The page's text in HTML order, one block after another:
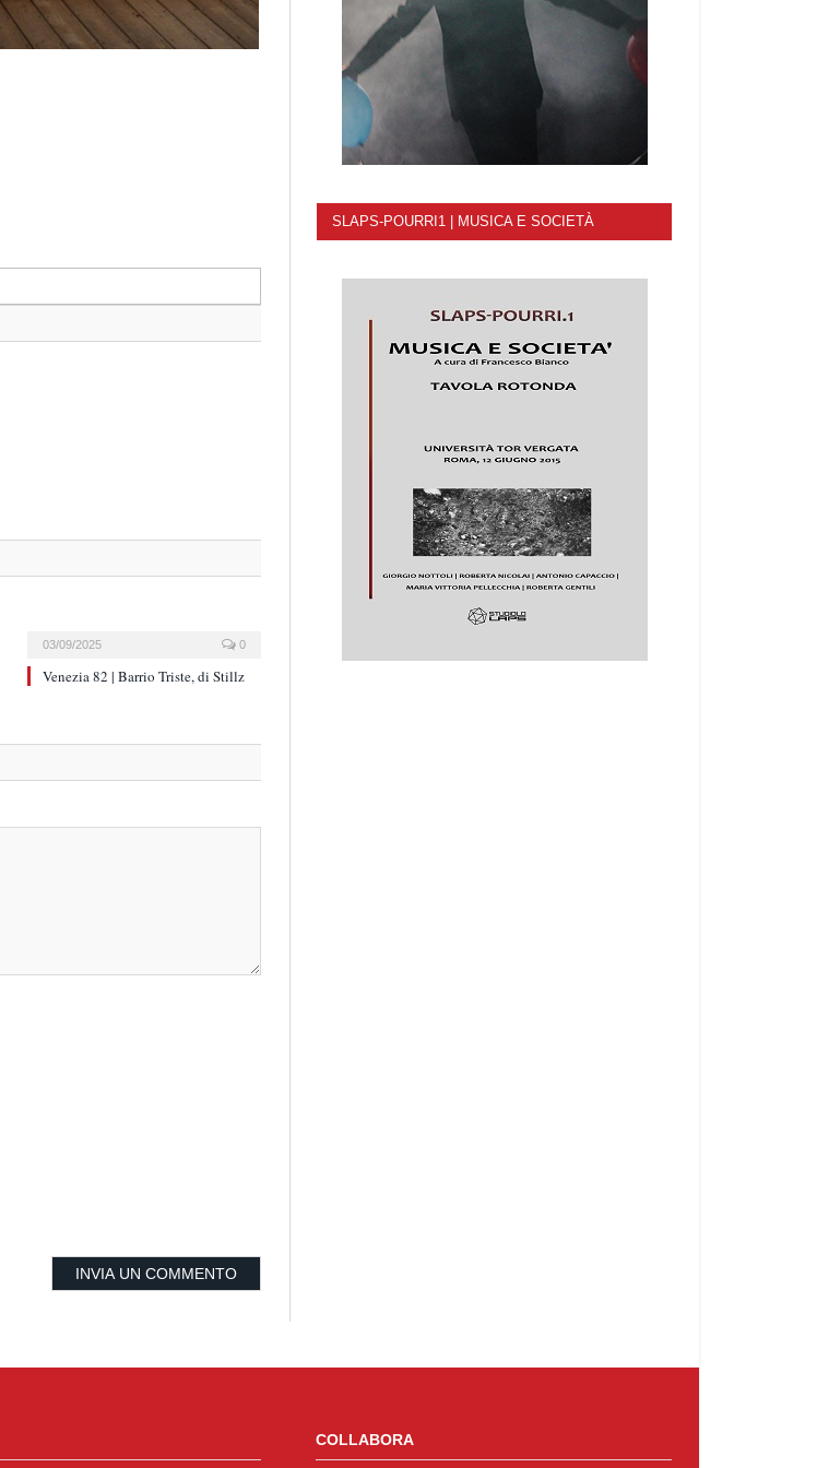
03/09/2025 0
Venezia 82 | Barrio Triste, di Stillz
SLAPS-POURRI1 | MUSICA E SOCIETÀ
COLLABORA